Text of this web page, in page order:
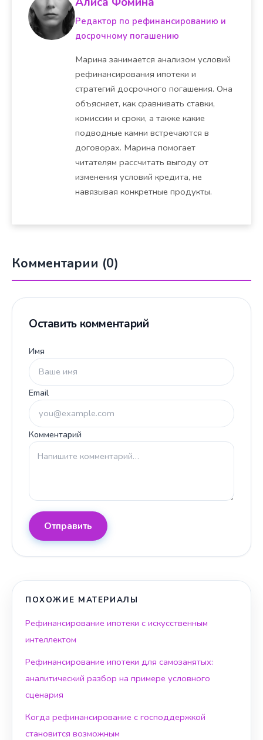
Редактор по рефинансированию и
досрочному погашению
Марина занимается анализом условий
рефинансирования ипотеки и
стратегий досрочного погашения. Она
объясняет, как сравнивать ставки,
комиссии и сроки, а также какие
подводные камни встречаются в
договорах. Марина помогает
читателям рассчитать выгоду от
изменения условий кредита, не
навязывая конкретные продукты.
Комментарии (0)
Оставить комментарий
Имя
Email
Комментарий
Отправить
ПОХОЖИЕ МАТЕРИАЛЫ
Рефинансирование ипотеки с искусственным
интеллектом
Рефинансирование ипотеки для самозанятых:
аналитический разбор на примере условного
сценария
Когда рефинансирование с господдержкой
становится возможным